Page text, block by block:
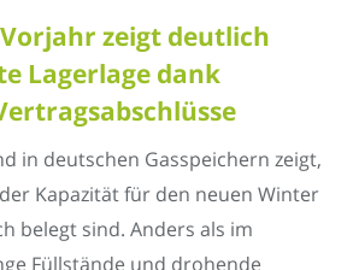
zeigt deutlich
Lagerlage dank
in deutschen Gasspeichern zeigt,
Kapazität für den neuen Winter
belegt sind. Anders als im
Füllstände und drohende